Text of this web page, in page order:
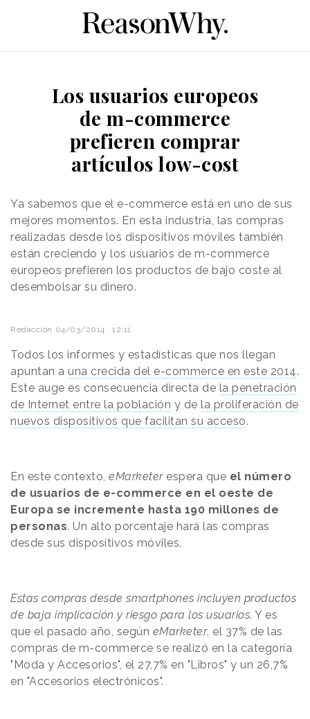
Los usuarios europeos
de m-commerce
prefieren comprar
artículos low-cost
Ya sabemos que el e-commerce está en uno de sus
mejores momentos. En esta industria, las compras
realizadas desde los dispositivos móviles también
están creciendo y los usuarios de m-commerce
europeos prefieren los productos de bajo coste al
desembolsar su dinero.
Redacción 04/03/2014 · 12:11
Todos los informes y estadísticas que nos llegan
apuntan a una crecida del e-commerce en este 2014.
Este auge es consecuencia directa de la penetración
de Internet entre la población y de la proliferación de
nuevos dispositivos que facilitan su acceso.
En este contexto, eMarketerespera que el número
de usuarios de e-commerce en el oeste de
Europa se incremente hasta 190 millones de
personas. Un alto porcentaje hará las compras
desde sus dispositivos móviles.
Estas compras desde smartphones incluyen productos
de baja implicación y riesgo para los usuarios. Y es
que el pasado año, según eMarketer, el 37% de las
compras de m-commerce se realizó en la categoría
"Moda y Accesorios", el 27,7% en "Libros" y un 26,7%
en "Accesorios electrónicos".